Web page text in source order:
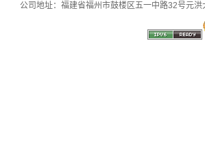
公司地址：福建省福州市鼓楼区五一中路32号元